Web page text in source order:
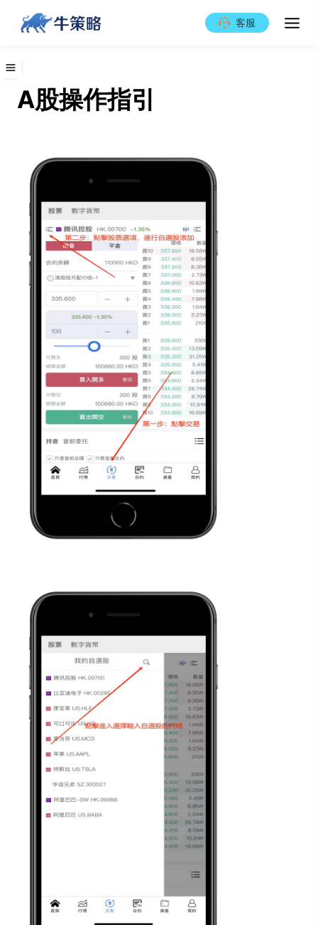
客服
A股操作指引